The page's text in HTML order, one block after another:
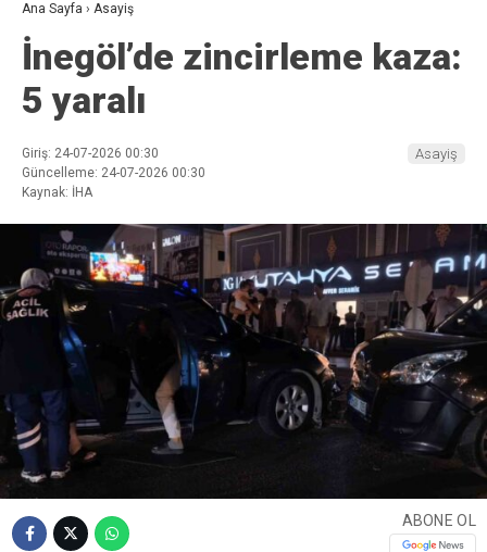
Ana Sayfa › Asayiş
İnegöl’de zincirleme kaza:
5 yaralı
Giriş: 24-07-2026 00:30
Güncelleme: 24-07-2026 00:30
Kaynak: İHA
Asayiş
ABONE OL